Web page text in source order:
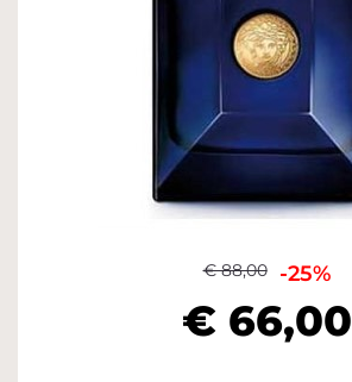
€ 88,00 -25%
€ 66,00